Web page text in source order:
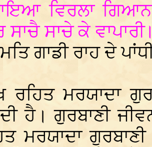
ਵਿਰਲਾ ਗਿਆਨ
ਸਾਚੈ ਸਾਚੇ ਕੇ
ਗਾਡੀ ਰਾਹ ਦੇ
ਰਹਿਤ ਮਰਯਾਦਾ
ਹੈ। ਗੁਰਬਾਣੀ
ਮਰਯਾਦਾ